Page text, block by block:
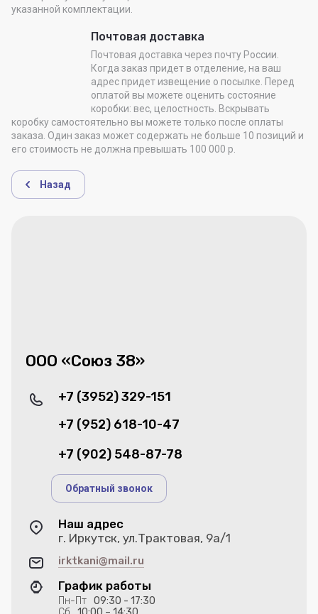
указанной комплектации.
Почтовая доставка
Почтовая доставка через почту России.
Когда заказ придет в отделение, на ваш
адрес придет извещение о посылке. Перед
оплатой вы можете оценить состояние
коробки: вес, целостность. Вскрывать
коробку самостоятельно вы можете только после оплаты
заказа. Один заказ может содержать не больше 10 позиций и
его стоимость не должна превышать 100 000 р.
Назад
ООО «Союз 38»
+7 (3952) 329-151
+7 (952) 618-10-47
+7 (902) 548-87-78
Обратный звонок
Наш адрес
г. Иркутск, ул.Трактовая, 9а/1
irktkani@mail.ru
График работы
Пн-Пт 09:30 - 17:30